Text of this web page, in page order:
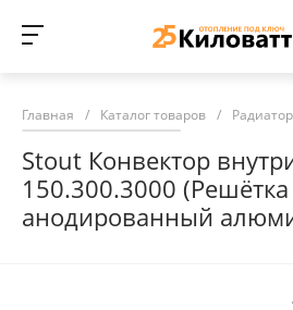
Главная / Каталог товаров /
Stout Конвектор
150.300.3000
анодированный